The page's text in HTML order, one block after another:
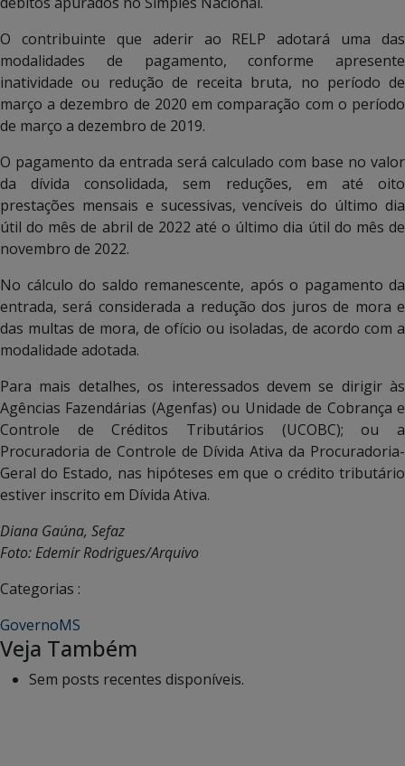
O contribuinte que aderir ao RELP adotará uma das
modalidades de pagamento, conforme apresente
inatividade ou redução de receita bruta, no período de
março a dezembro de 2020 em comparação com o período
de março a dezembro de 2019.
O pagamento da entrada será calculado com base no valor
da dívida consolidada, sem reduções, em até oito
prestações mensais e sucessivas, vencíveis do último dia
útil do mês de abril de 2022 até o último dia útil do mês de
novembro de 2022.
No cálculo do saldo remanescente, após o pagamento da
entrada, será considerada a redução dos juros de mora e
das multas de mora, de ofício ou isoladas, de acordo com a
modalidade adotada.
Para mais detalhes, os interessados devem se dirigir às
Agências Fazendárias (Agenfas) ou Unidade de Cobrança e
Controle de Créditos Tributários (UCOBC); ou a
Procuradoria de Controle de Dívida Ativa da Procuradoria-
Geral do Estado, nas hipóteses em que o crédito tributário
estiver inscrito em Dívida Ativa.
Diana Gaúna, Sefaz
Foto: Edemir Rodrigues/Arquivo
Categorias :
GovernoMS
Veja Também
Sem posts recentes disponíveis.